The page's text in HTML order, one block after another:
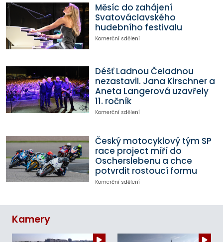
Měsíc do zahájení
Svatováclavského
hudebního festivalu
Komerční sdělení
Déšť Ladnou Čeladnou
nezastavil. Jana Kirschner a
Aneta Langerová uzavřely
11. ročník
Komerční sdělení
Český motocyklový tým SP
race project míří do
Oscherslebenu a chce
potvrdit rostoucí formu
Komerční sdělení
Kamery